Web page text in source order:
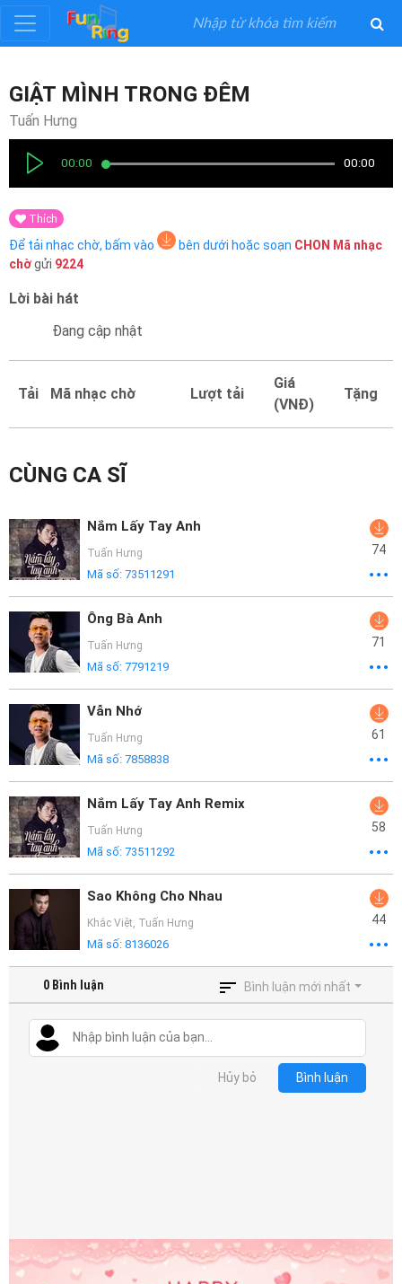
Đăng
ký
nhập
Thể
Loại
Nghệ
Mại
Dẫn
Funring
Doanh
Nghiệp
GIẬT MÌNH TRONG ĐÊM
Tuấn Hưng
00:00 00:00
Thích
Để tải nhạc chờ, bấm vào bên dưới hoặc soạn CHON Mã nhạc
chờgửi 9224
Lời bài hát
Đang cập nhật
Tải Mã nhạc chờ Lượt tải
Giá
(VNĐ)
Tặng
CÙNG CA SĨ
Nắm Lấy Tay Anh
Tuấn Hưng
Mã số: 73511291
74
Ông Bà Anh
Tuấn Hưng
Mã số: 7791219
71
Vẫn Nhớ
Tuấn Hưng
Mã số: 7858838
61
Nắm Lấy Tay Anh Remix
Tuấn Hưng
Mã số: 73511292
58
Sao Không Cho Nhau
Khắc Việt, Tuấn Hưng
Mã số: 8136026
44
0 Bình luận Bình luận mới nhất
Hủy bỏ Bình luận